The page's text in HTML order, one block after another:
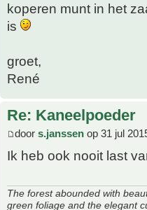
koperen munt in het
is
groet,
René
Re: Kaneelpoeder
door s.janssen op 31 jul
Ik heb ook nooit last
The forest abounded with
green foliage and the elegant